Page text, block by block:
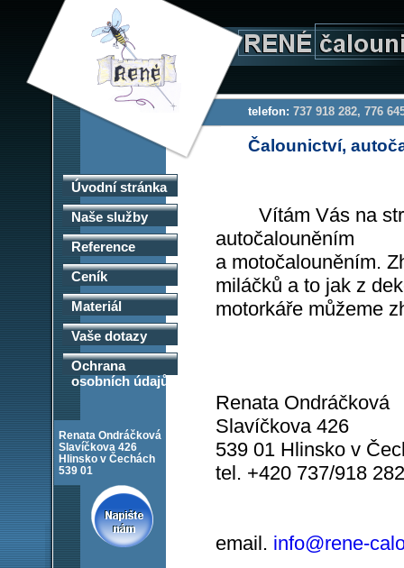
telefon: 737 918 282, 776
Čalounictví,
Úvodní stránka
Naše služby
Reference
Ceník
Materiál
Vaše dotazy
Ochrana
osobních údajů
Renata Ondráčková
Slavíčkova 426
Hlinsko v Čechách
539 01
Vítám Vás na
autočalouněním
a motočalouněním.
miláčků a to jak z
motorkáře můžeme
Renata Ondráčková
Slavíčkova 426
539 01 Hlinsko v
tel. +420 737/918
email. info@rene-